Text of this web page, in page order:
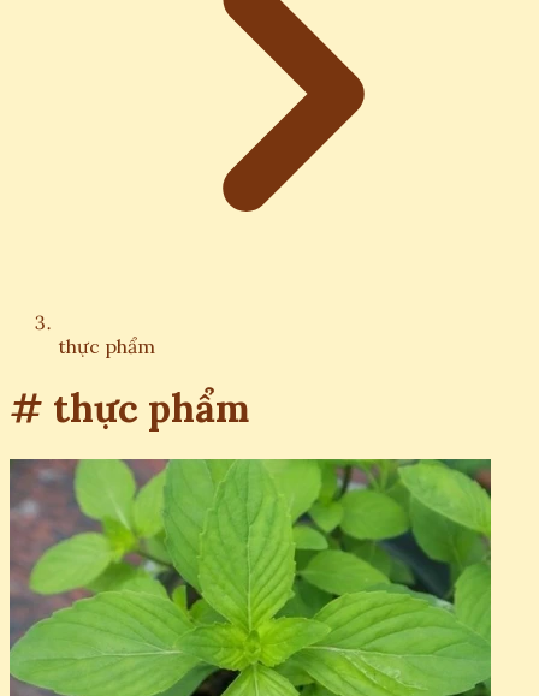
thực phẩm
# thực phẩm